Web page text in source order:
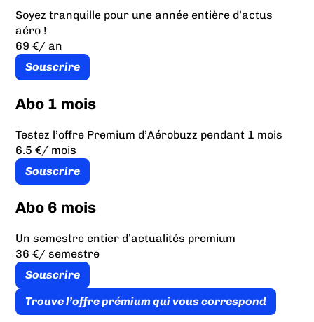
Soyez tranquille pour une année entière d’actus
aéro !
69 €/ an
Souscrire
Abo 1 mois
Testez l’offre Premium d’Aérobuzz pendant 1 mois
6.5 €/ mois
Souscrire
Abo 6 mois
Un semestre entier d’actualités premium
36 €/ semestre
Souscrire
Trouve l’offre prémium qui vous correspond